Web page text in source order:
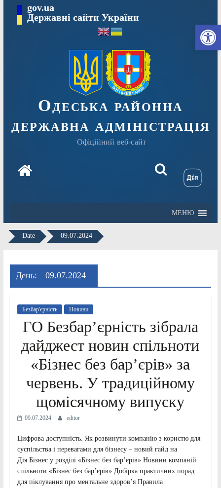
Перейтиgov.ua
Державні сайти України
Одеська районна
державна адміністрація
Офіційний веб-сайт
МЕНЮ
Date 09.07.2024
День: 09.07.2024
Безбар'єрність Новини
ГО Безбар’єрність зібрала
дайджест новин спільноти
«Бізнес без бар’єрів» за
червень. У традиційному
щомісячному випуску
09.07.2024 editor
Цифрова доступність. Як розвинути компанію з користю для
суспільства і перевагами для бізнесу – новий гайд на
Дія.Бізнес у розділі «Бізнес без бар’єрів» Новини компаній
спільноти «Бізнес без бар’єрів» Добірка практичних порад
для піклування про ментальне здоров’я Правила